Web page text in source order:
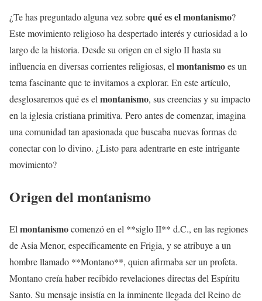
¿Te has preguntado alguna vez sobrequé es elmontanismo?
Este movimiento religioso ha despertado interés y curiosidad a lo
largo de la historia. Desde su origen en el siglo II hasta su
influencia en diversas corrientes religiosas, el montanismoes un
tema fascinante que te invitamos a explorar. En este artículo,
desglosaremos qué es el montanismo, sus creencias y su impacto
en la iglesia cristiana primitiva. Pero antes de comenzar, imagina
una comunidad tan apasionada que buscaba nuevas formas de
conectar con lo divino. ¿Listo para adentrarte en este intrigante
movimiento?
Origen del montanismo
El montanismocomenzó en el **siglo II** d.C., en las regiones
de Asia Menor, específicamente en Frigia, y se atribuye a un
hombre llamado **Montano**, quien afirmaba ser un profeta.
Montano creía haber recibido revelaciones directas del Espíritu
Santo. Su mensaje insistía en la inminente llegada del Reino de